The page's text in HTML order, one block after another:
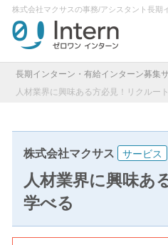
株式会社マクサスの事務/アシスタント長期
長期インターン・有給インターン募集
人材業界に興味ある方必見！リクルー
株式会社マクサス サービス
人材業界に興味あ
学べる